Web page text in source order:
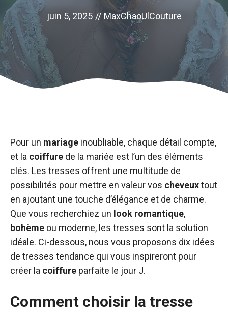
juin 5, 2025 // MaxChaoUlCouture
Pour un mariage inoubliable, chaque détail compte,
et la coiffure de la mariée est l’un des éléments
clés. Les tresses offrent une multitude de
possibilités pour mettre en valeur vos cheveuxtout
en ajoutant une touche d’élégance et de charme.
Que vous recherchiez un look romantique,
bohème ou moderne, les tresses sont la solution
idéale. Ci-dessous, nous vous proposons dix idées
de tresses tendance qui vous inspireront pour
créer la coiffure parfaite le jour J.
Comment choisir la tresse